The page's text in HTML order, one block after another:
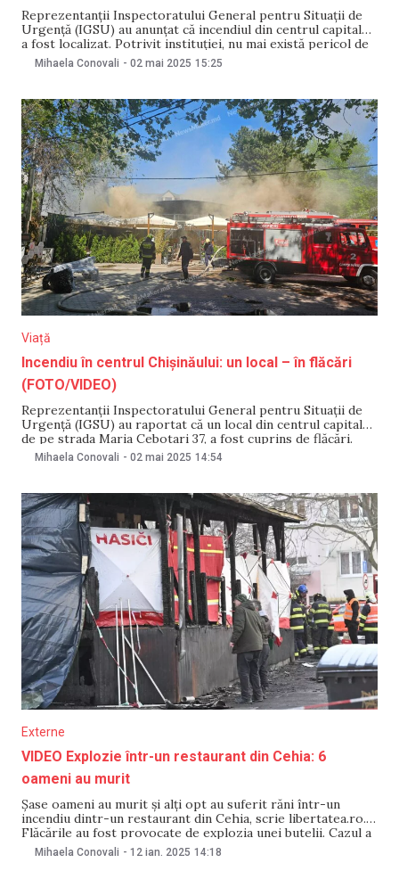
Reprezentanții Inspectoratului General pentru Situații de
Urgență (IGSU) au anunțat că incendiul din centrul capitalei
a fost localizat. Potrivit instituției, nu mai există pericol de
răspândire a flăcărilor. Purtătoarea de cuvânt a
circumstanțele
Mihaela Conovali - 02 mai 2025 15:25
Viață
Incendiu în centrul Chișinăului: un local – în flăcări
(FOTO/VIDEO)
Reprezentanții Inspectoratului General pentru Situații de
Urgență (IGSU) au raportat că un local din centrul capitalei,
de pe strada Maria Cebotari 37, a fost cuprins de flăcări.
Nouă echipe de pompieri și salvatori intervin la fața locului.
Mihaela Conovali - 02 mai 2025 14:54
Externe
VIDEO Explozie într-un restaurant din Cehia: 6
oameni au murit
Șase oameni au murit și alți opt au suferit răni într-un
incendiu dintr-un restaurant din Cehia, scrie libertatea.ro.
Flăcările au fost provocate de explozia unei butelii. Cazul a
avut loc în seara zilei de 11 ianuarie, în orașul Most.
Incendiul a izbucnit într-un restaurant din orașul Most,
Mihaela Conovali - 12 ian. 2025 14:18